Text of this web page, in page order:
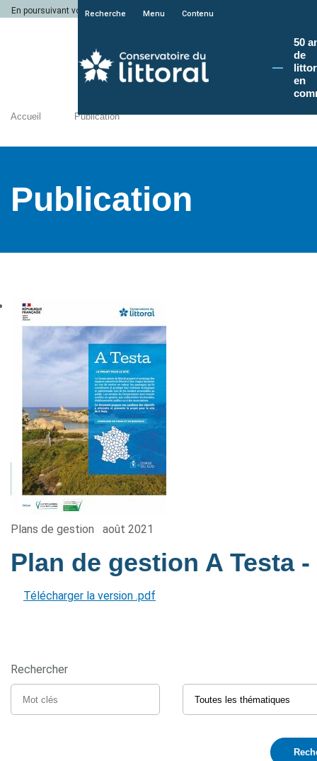
En poursuivant votre navigation sur le site du Conservatoire du littoral, vous
Recherche Menu Contenu
50
de
en
Accueil Publication
Publication
Plans de gestion août 2021
Plan de gestion A Testa -
Télécharger la version .pdf
Rechercher